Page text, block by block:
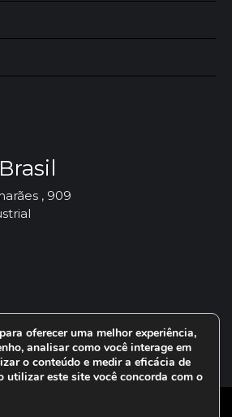
, 909
– Todos os direitos reservados.
oferecer uma melhor experiência,
analisar como você interage em
o conteúdo e medir a eficácia de
utilizar este site você concorda com o